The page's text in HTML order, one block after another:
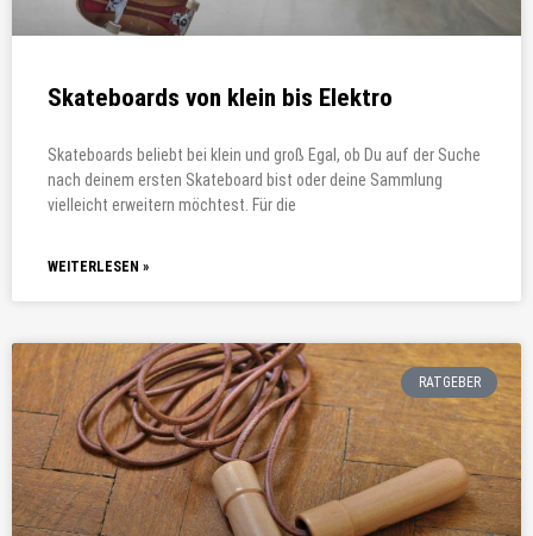
Skateboards von klein bis Elektro
Skateboards beliebt bei klein und groß Egal, ob Du auf der Suche
nach deinem ersten Skateboard bist oder deine Sammlung
vielleicht erweitern möchtest. Für die
WEITERLESEN »
RATGEBER